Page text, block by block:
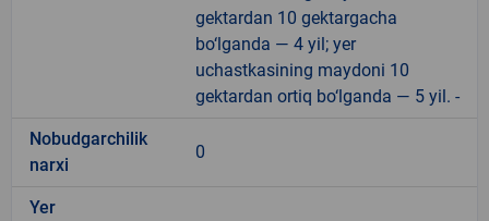
gektardan 10 gektargacha
bo‘lganda — 4 yil; yer
uchastkasining maydoni 10
gektardan ortiq bo‘lganda — 5 yil. -
Nobudgarchilik
narxi
0
Yer